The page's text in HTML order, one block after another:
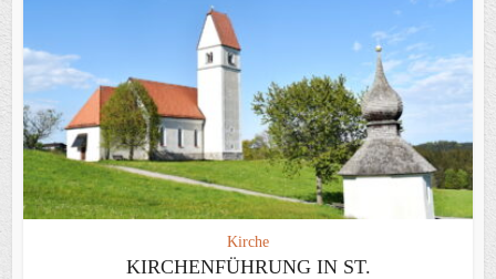
Kirche
KIRCHENFÜHRUNG IN ST.